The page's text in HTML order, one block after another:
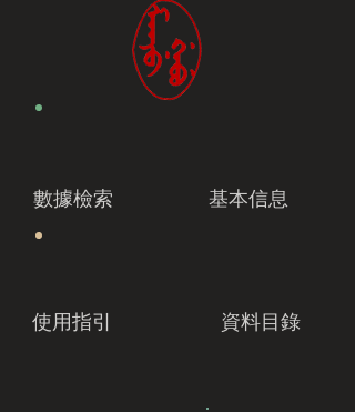
數據檢索 基本信息
使用指引 資料目錄